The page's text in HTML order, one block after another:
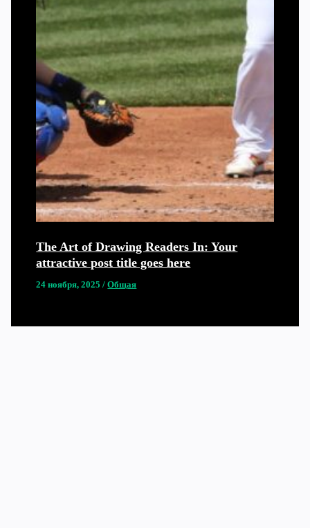
The Art of Drawing Readers In: Your
attractive post title goes here
24 ноября, 2025/Общая